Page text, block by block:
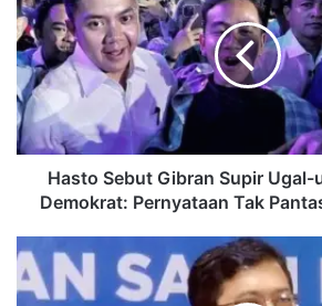
Gibran
Supir
Ugal-
ugalan
di
Halim,
Demokrat:
Pernyataan
Emosional
Hasto Sebut Gibran Supir Ugal-
Demokrat: Pernyataan Tak
Celoteh
Sekjen
PDIP